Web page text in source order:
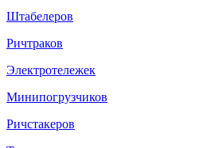
Штабелеров
Ричтраков
Электротележек
Минипогрузчиков
Ричстакеров